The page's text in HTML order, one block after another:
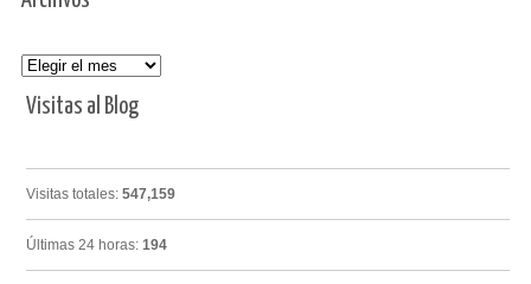
Archivos
Visitas al Blog
Visitas totales: 547,159
Últimas 24 horas: 194